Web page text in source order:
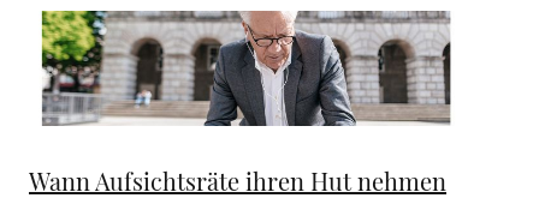
Wann Aufsichtsräte ihren Hut nehmen